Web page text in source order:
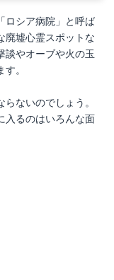
ロシア病院」と呼ば
廃墟心霊スポットな
談やオーブや火の玉
。
ないのでしょう。
入るのはいろんな面